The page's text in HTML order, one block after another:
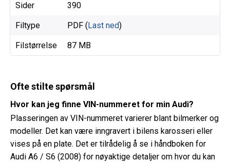
Sider 390
Filtype PDF (Last ned)
Filstørrelse 87 MB
Ofte stilte spørsmål
Hvor kan jeg finne VIN-nummeret for min Audi?
Plasseringen av VIN-nummeret varierer blant bilmerker og
modeller. Det kan være inngravert i bilens karosseri eller
vises på en plate. Det er tilrådelig å se i håndboken for
Audi A6 / S6 (2008) for nøyaktige detaljer om hvor du kan